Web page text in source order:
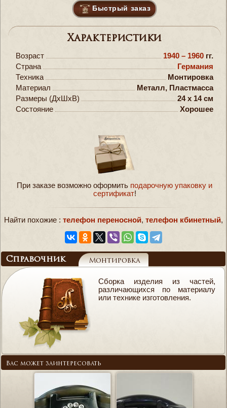
Быстрый заказ
Характеристики
Возраст 1940 – 1960 гг.
Страна
Германия
Техника
Монтировка
Материал
Металл, Пластмасса
Размеры (ДxШxВ)
24 x 14 см
Состояние
Хорошее
При заказе возможно оформить подарочную упаковку и
сертификат!
Найти похожие : телефон переносной, телефон кбинетный,
Справочник Монтировка
Сборка изделия из частей,
различающихся по материалу
или технике изготовления.
Вас может заинтересовать